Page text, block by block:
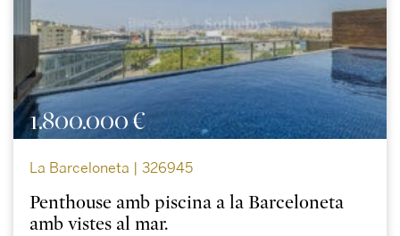
1.800.000 €
La Barceloneta | 326945
Penthouse amb piscina a la Barceloneta
amb vistes al mar.